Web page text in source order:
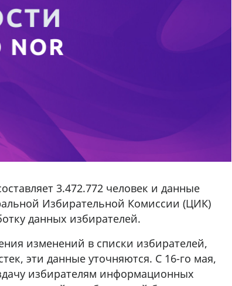
3.472.772 человек и данные
Избирательной Комиссии (ЦИК)
данных избирателей.
изменений в списки избирателей,
эти данные уточняются. С 16-го мая,
избирателям информационных